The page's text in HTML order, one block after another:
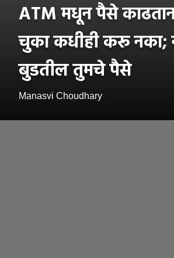
ATM मधून पैसे
चुका कधीही करू नका;
बुडतील तुमचे पैसे
Manasvi Choudhary